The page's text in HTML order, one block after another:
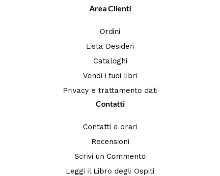
Area Clienti
Ordini
Lista Desideri
Cataloghi
Vendi i tuoi libri
Privacy e trattamento dati
Contatti
Contatti e orari
Recensioni
Scrivi un Commento
Leggi il Libro degli Ospiti